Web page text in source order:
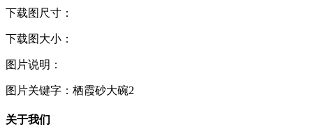
下载图尺寸：
下载图大小：
图片说明：
图片关键字： 栖霞砂大碗2
关于我们